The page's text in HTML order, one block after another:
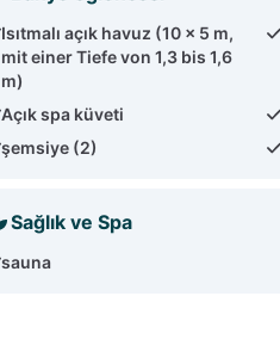
Isıtmalı açık havuz (10 x 5 m,
mit einer Tiefe von 1,3 bis 1,6
m)
Açık spa küveti
şemsiye (2)
Sağlık ve Spa
sauna